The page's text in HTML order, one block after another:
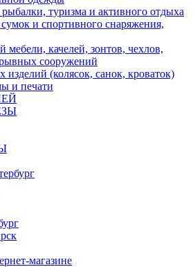
туризма и активного отдыха
и спортивного снаряжения,
мебели, качелей, зонтов, чехлов,
сооружений
изделий (колясок, санок, кроваток)
и печати
магазине